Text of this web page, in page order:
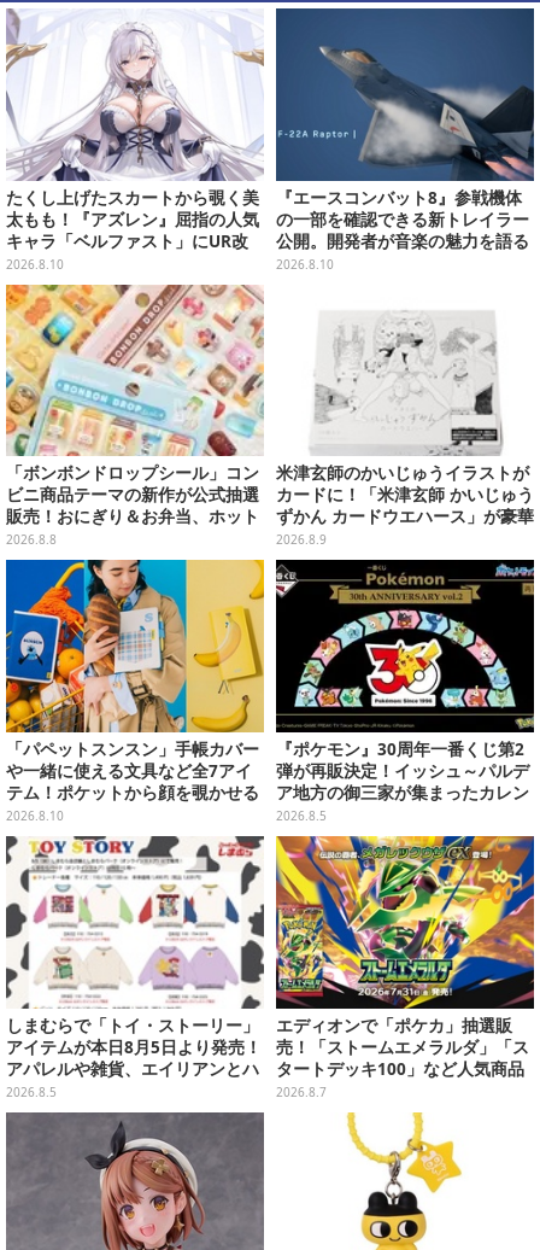
たくし上げたスカートから覗く美
太もも！『アズレン』屈指の人気
キャラ「ベルファスト」にUR改
造実装―メイド服も新デザインに
お着替え
2026.8.10
『エースコンバット8』参戦機体
の一部を確認できる新トレイラー
公開。開発者が音楽の魅力を語る
インタビュー第2弾も
2026.8.10
「ボンボンドロップシール」コン
ビニ商品テーマの新作が公式抽選
販売！おにぎり＆お弁当、ホット
スナックなど4種セット
2026.8.8
米津玄師のかいじゅうイラストが
カードに！「米津玄師 かいじゅう
ずかん カードウエハース」が豪華
ラインナップ
2026.8.9
「パペットスンスン」手帳カバー
や一緒に使える文具など全7アイ
テム！ポケットから顔を覗かせる
スンスンほか遊び心満載のデザイ
ン
2026.8.10
『ポケモン』30周年一番くじ第2
弾が再販決定！イッシュ～パルデ
ア地方の御三家が集まったカレン
ダー、ぬいぐるみなど記念グッズ
盛りだくさん
2026.8.5
しまむらで「トイ・ストーリー」
アイテムが本日8月5日より発売！
アパレルや雑貨、エイリアンとハ
ムのダイカットクッションなど盛
りだくさん
2026.8.5
エディオンで「ポケカ」抽選販
売！「ストームエメラルダ」「ス
タートデッキ100」など人気商品
が対象
2026.8.7